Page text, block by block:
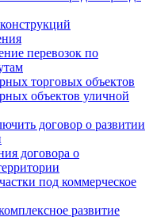
перевозок по
торговых объектов
объектов уличной
договор о развитии
договора о
под коммерческое
развитие